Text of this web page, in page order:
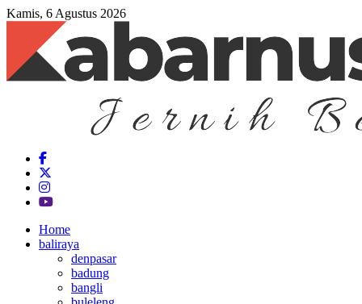
Kamis, 6 Agustus 2026
Home
baliraya
denpasar
badung
bangli